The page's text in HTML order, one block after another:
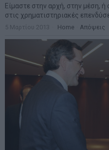
Είμαστε στην αρχή, στην μέση,
στις χρηματιστηριακές
5 Μαρτίου 2013 Home Απόψεις